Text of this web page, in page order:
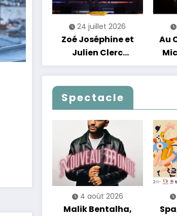
24 juillet 2026
Zoé Joséphine et
Julien Clerc
clôturent en beauté
Les Nuits
Francofolies au
Au
Spectacle
4 août 2026
Malik Bentalha,